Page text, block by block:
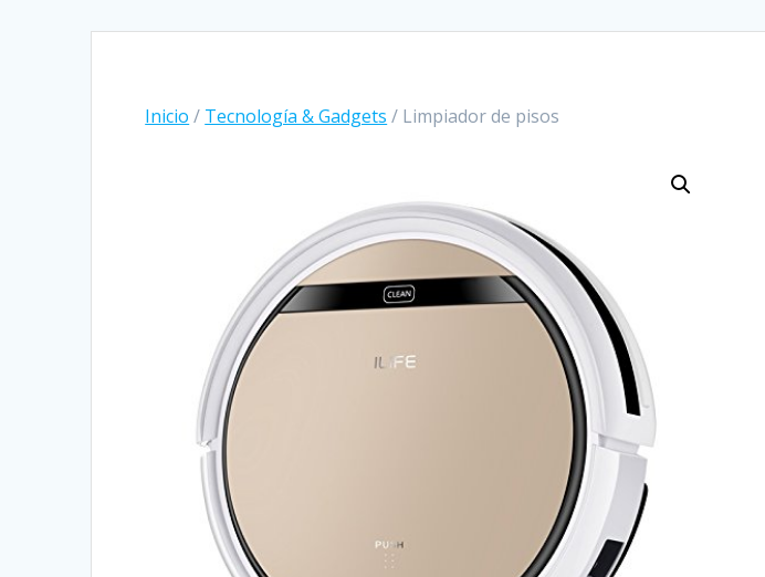
Inicio / Tecnología & Gadgets / Limpiador de pisos